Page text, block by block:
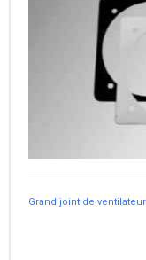
Grand joint de